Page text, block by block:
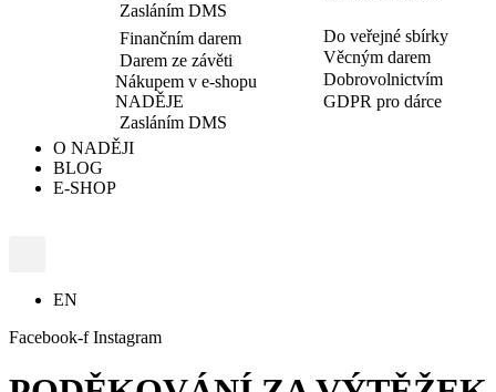
Zasláním DMS
Finančním darem
Darem ze závěti
Nákupem v e-shopu
NADĚJE
Zasláním DMS
Do veřejné sbírky
Věcným darem
Dobrovolnictvím
GDPR pro dárce
O NADĚJI
BLOG
E-SHOP
EN
Facebook-f Instagram